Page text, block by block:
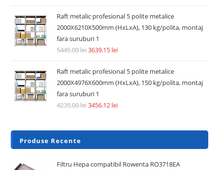
Raft metalic profesional 5 polite metalice
2000X6210X500mm (HxLxA), 130 kg/polita, montaj
fara suruburi 1
5445.00lei3639.15 lei
Raft metalic profesional 5 polite metalice
2000X4976X600mm (HxLxA), 150 kg/polita, montaj
fara suruburi 1
4235.00lei3456.12 lei
Produse Recente
Filtru Hepa compatibil Rowenta RO3718EA